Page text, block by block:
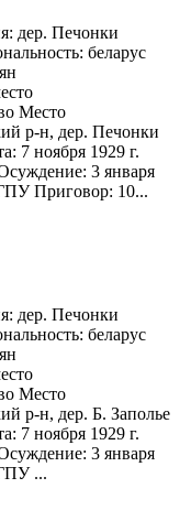
дер. Печонки
беларус
Место
р-н, дер. Печонки
7 ноября 1929 г.
3 января
Приговор: 10...
дер. Печонки
беларус
Место
р-н, дер. Б. Заполье
7 ноября 1929 г.
3 января
...